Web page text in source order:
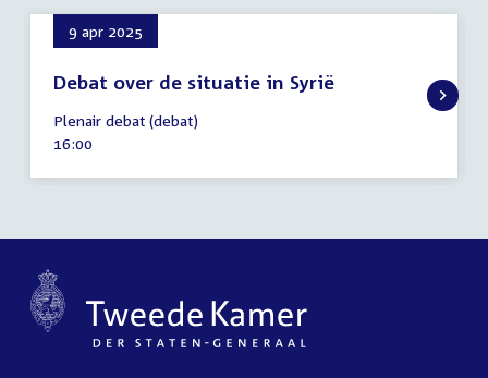
9 apr 2025
Debat over de situatie in Syrië
april
2025
Plenair debat (debat)
Tijd
16:00